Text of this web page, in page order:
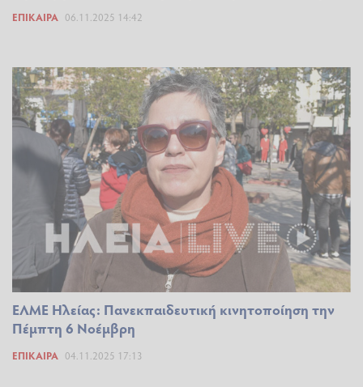
ΕΠΊΚΑΙΡΑ 06.11.2025 14:42
ΕΛΜΕ Ηλείας: Πανεκπαιδευτική κινητοποίηση την
Πέμπτη 6 Νοέμβρη
ΕΠΊΚΑΙΡΑ 04.11.2025 17:13